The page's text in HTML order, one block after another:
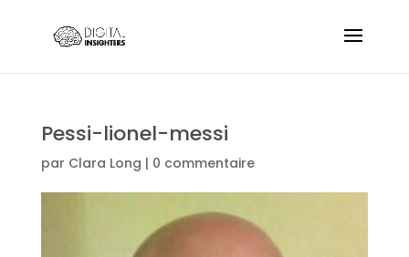
Pessi-lionel-messi
par Clara Long | 0 commentaire